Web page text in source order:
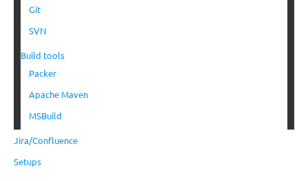
Git
SVN
Build tools
Packer
Apache Maven
MSBuild
Jira/Confluence
Setups